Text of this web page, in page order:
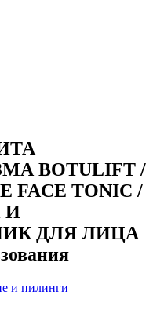
BOTULIFT /
FACE TONIC /
И
ДЛЯ ЛИЦА
и пилинги